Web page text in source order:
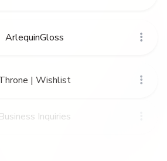
ArlequinGloss
Throne | Wishlist
Business Inquiries